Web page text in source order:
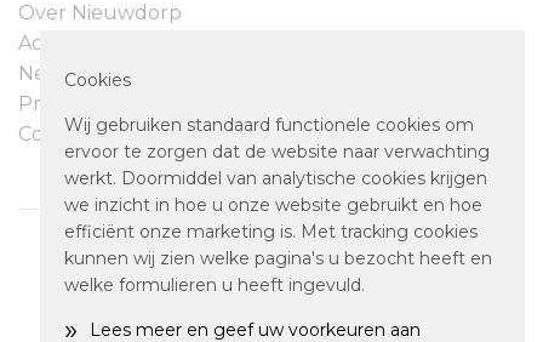
Over Nieuwdorp
Actueel
Neem contact op
Privacyverklaring
Cookievoorkeuren
© 2026 NIEUWDORP MAKELAARDIJ. POWERED BY
Cookies
Wij gebruiken standaard functionele cookies om
ervoor te zorgen dat de website naar verwachting
werkt. Doormiddel van analytische cookies krijgen
we inzicht in hoe u onze website gebruikt en hoe
efficiënt onze marketing is. Met tracking cookies
kunnen wij zien welke pagina's u bezocht heeft en
welke formulieren u heeft ingevuld.
» Lees meer en geef uw voorkeuren aan